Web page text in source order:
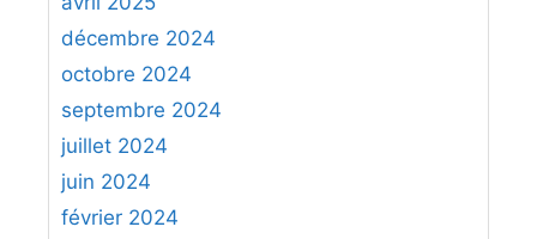
:
décembre 2024
octobre 2024
septembre 2024
juillet 2024
juin 2024
février 2024